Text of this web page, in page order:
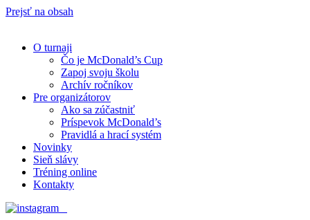
Prejsť na obsah
O turnaji
Čo je McDonald’s Cup
Zapoj svoju školu
Archív ročníkov
Pre organizátorov
Ako sa zúčastniť
Príspevok McDonald’s
Pravidlá a hrací systém
Novinky
Sieň slávy
Tréning online
Kontakty